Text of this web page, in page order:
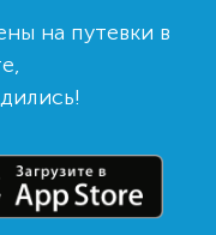
на путевки в